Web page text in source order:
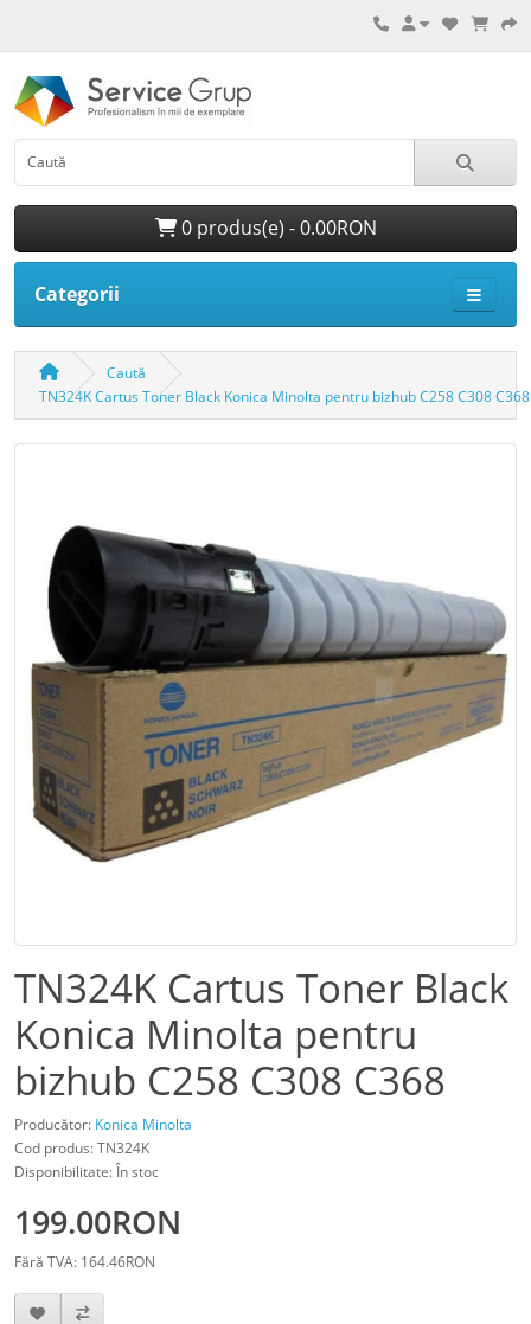
0 produs(e) - 0.00RON
Categorii
Caută
TN324K Cartus Toner Black Konica Minolta pentru bizhub C258 C308 C368
TN324K Cartus Toner Black
Konica Minolta pentru
bizhub C258 C308 C368
Producător: Konica Minolta
Cod produs: TN324K
Disponibilitate: În stoc
199.00RON
Fără TVA: 164.46RON